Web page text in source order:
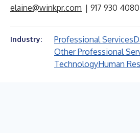
elaine@winkpr.com | 917 930 4080
Industry: Professional Services
Other Professional
TechnologyHuman